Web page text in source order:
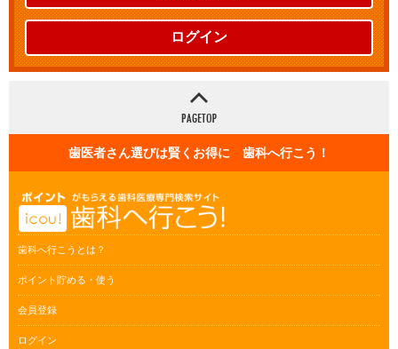
ログイン
歯医者さん選びは賢くお得に 歯科へ行こう！
歯科へ行こうとは？
ポイント貯める・使う
会員登録
ログイン